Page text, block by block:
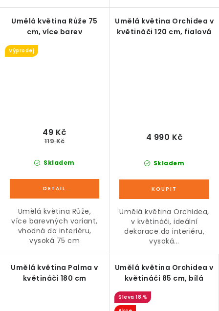
Umělá květina Růže 75
cm, více barev
Výprodej
Skladem
49 Kč
119 Kč
Umělá květina Růže,
více barevných variant,
vhodná do interiéru,
vysoká 75 cm
Umělá květina Orchidea v
květináči 120 cm, fialová
Skladem
4 990 Kč
Umělá květina Orchidea,
v květináči, ideální
dekorace do interiéru,
vysoká...
Umělá květina Palma v
květináči 180 cm
Umělá květina Orchidea v
květináči 85 cm, bílá
18 %